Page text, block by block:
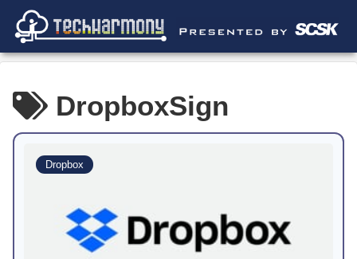
DropboxSign
Dropbox